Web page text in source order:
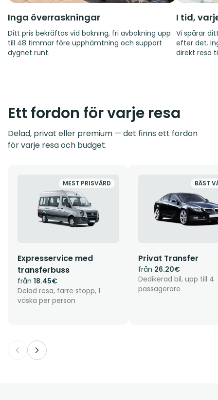
Inga överraskningar
Ditt pris bekräftas vid bokning, fri avbokning upp
till 48 timmar före upphämtning och support
dygnet runt.
I tid,
Vi spårar
efter det.
direkt resa
Ett fordon för varje resa
Delad, privat eller premium — det finns ett fordon
för varje resa och budget.
MEST PRISVÄRD
Expresservice med
transferbuss
från 18.45€
Delad resa, färre stopp, 1
väska per person
BÄST
Privat Transfer
från 26.20€
Dedikerad bil, upp till 4
passagerare